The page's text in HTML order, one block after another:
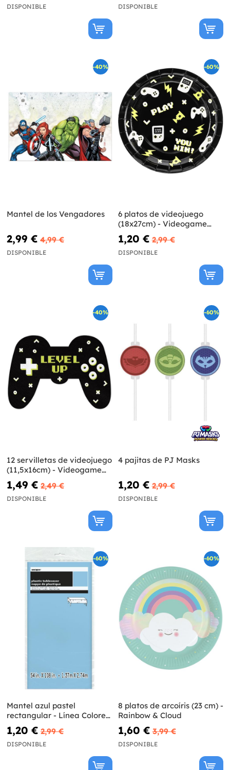
DISPONIBLE DISPONIBLE
-40%
Mantel de los Vengadores
2,99 € 4,99 €
DISPONIBLE
-60%
6 platos de videojuego
(18x27cm) - Videogame
party
1,20 € 2,99 €
DISPONIBLE
-40%
12 servilletas de videojuego
(11,5x16cm) - Videogame
party
1,49 € 2,49 €
DISPONIBLE
-60%
4 pajitas de PJ Masks
1,20 € 2,99 €
DISPONIBLE
-60%
Mantel azul pastel
rectangular - Línea Colores
Básicos
1,20 € 2,99 €
DISPONIBLE
-60%
8 platos de arcoíris (23 cm) -
Rainbow & Cloud
1,60 € 3,99 €
DISPONIBLE